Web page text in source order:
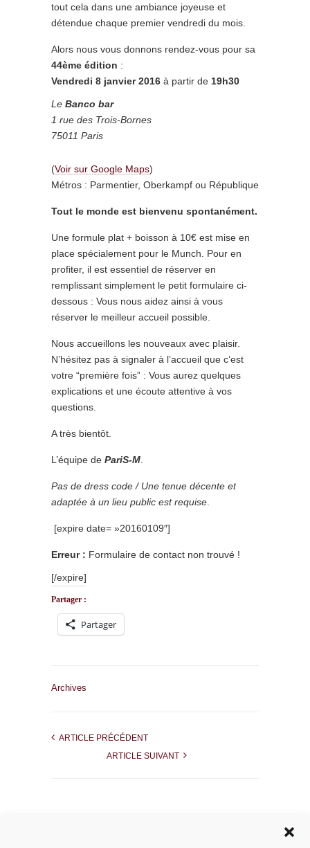
tout cela dans une ambiance joyeuse et
détendue chaque premier vendredi du mois.
Alors nous vous donnons rendez-vous pour sa
44ème édition :
Vendredi 8 janvier 2016 à partir de 19h30
Le Banco bar
1 rue des Trois-Bornes
75011 Paris
(Voir sur Google Maps)
Métros : Parmentier, Oberkampf ou République
Tout le monde est bienvenu spontanément.
Une formule plat + boisson à 10€ est mise en
place spécialement pour le Munch. Pour en
profiter, il est essentiel de réserver en
remplissant simplement le petit formulaire ci-
dessous : Vous nous aidez ainsi à vous
réserver le meilleur accueil possible.
Nous accueillons les nouveaux avec plaisir.
N’hésitez pas à signaler à l’accueil que c’est
votre “première fois” : Vous aurez quelques
explications et une écoute attentive à vos
questions.
A très bientôt.
L’équipe de PariS-M
Pas de dress code / Une tenue décente et
adaptée à un lieu public est requise
[expire date= »20160109″]
Erreur : Formulaire de contact non trouvé !
[/expire]
Partager :
Partager
Archives
ARTICLE PRÉCÉDENT
ARTICLE SUIVANT